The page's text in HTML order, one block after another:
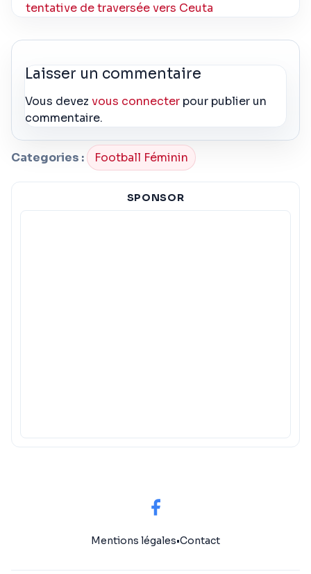
tentative de traversée vers Ceuta
Laisser un commentaire
Vous devezvous connecter pour publier un
commentaire.
Categories : Football Féminin
SPONSOR
Mentions légales•Contact